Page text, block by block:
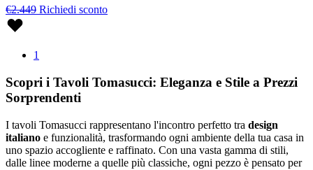
€2.449 Richiedi sconto
1
Scopri i Tavoli Tomasucci: Eleganza e Stile a Prezzi
Sorprendenti
I tavoli Tomasucci rappresentano l'incontro perfetto tra design
italiano e funzionalità, trasformando ogni ambiente della tua casa in
uno spazio accogliente e raffinato. Con una vasta gamma di stili,
dalle linee moderne a quelle più classiche, ogni pezzo è pensato per